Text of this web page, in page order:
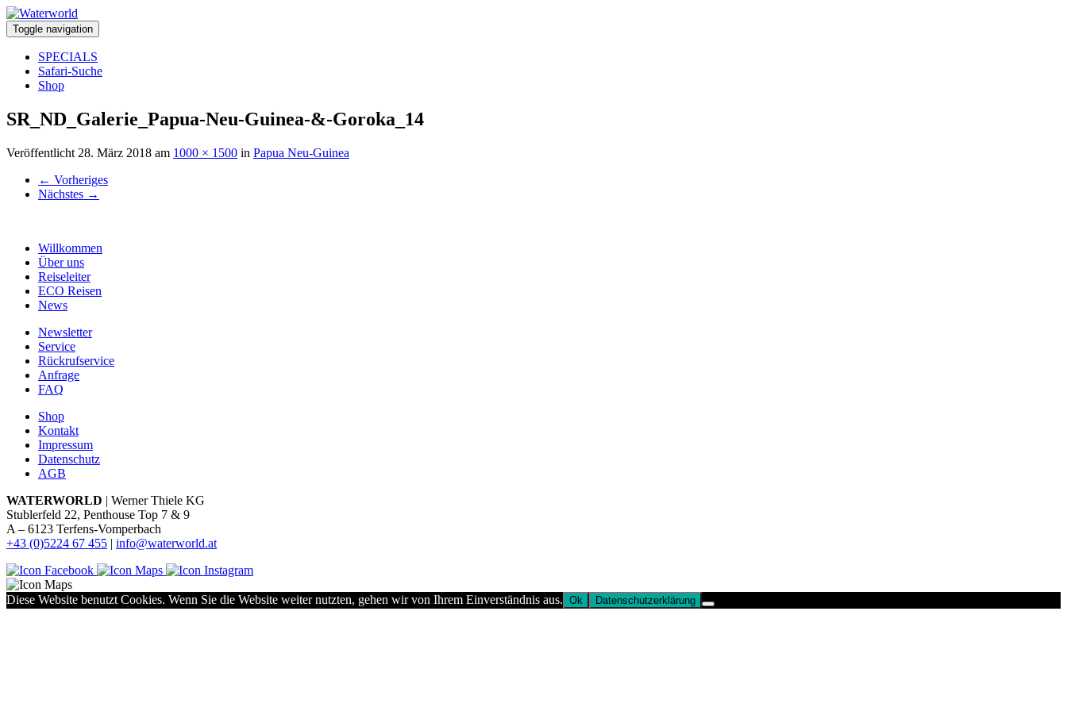
Toggle navigation
SPECIALS
Safari-Suche
Shop
SR_ND_Galerie_Papua-Neu-Guinea-&-Goroka_14
Veröffentlicht 28. März 2018 am 1000 × 1500 in Papua Neu-Guinea
← Vorheriges
Nächstes →
Willkommen
Über uns
Reiseleiter
ECO Reisen
News
Newsletter
Service
Rückrufservice
Anfrage
FAQ
Shop
Kontakt
Impressum
Datenschutz
AGB
WATERWORLD | Werner Thiele KG
Stublerfeld 22, Penthouse Top 7 & 9
A – 6123 Terfens-Vomperbach
+43 (0)5224 67 455 | info@waterworld.at
Diese Website benutzt Cookies. Wenn Sie die Website weiter nutzten, gehen wir von Ihrem Einverständnis aus. Ok Datenschutzerklärung